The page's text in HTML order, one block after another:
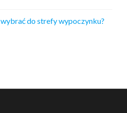
do strefy wypoczynku?